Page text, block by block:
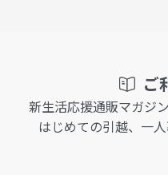
ご
新生活応援通販マガジ
はじめての引越、一